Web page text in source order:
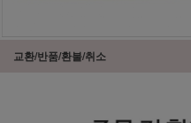
교환/반품/환불/취소